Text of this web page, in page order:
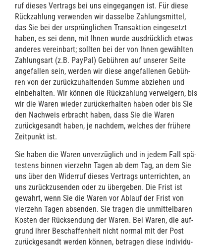
ruf die­ses Ver­trags bei uns ein­ge­gan­gen ist. Für die­se
Rück­zah­lung ver­wen­den wir das­sel­be Zah­lungs­mit­tel,
das Sie bei der ursprüng­li­chen Trans­ak­ti­on ein­ge­setzt
haben, es sei denn, mit Ihnen wur­de aus­drück­lich etwas
ande­res ver­ein­bart; soll­ten bei der von Ihnen gewähl­ten
Zah­lungs­art (z.B. Pay­Pal) Gebüh­ren auf unse­rer Sei­te
ange­fal­len sein, wer­den wir die­se ange­fal­le­nen Gebüh­
ren von der zurück­zu­hal­ten­den Sum­me abzie­hen und
ein­be­hal­ten. Wir kön­nen die Rück­zah­lung ver­wei­gern, bis
wir die Waren wie­der zurück­er­hal­ten haben oder bis Sie
den Nach­weis erbracht haben, dass Sie die Waren
zurück­ge­sandt haben, je nach­dem, wel­ches der frü­he­re
Zeit­punkt ist.
Sie haben die Waren unver­züg­lich und in jedem Fall spä­
tes­tens bin­nen vier­zehn Tagen ab dem Tag, an dem Sie
uns über den Wider­ruf die­ses Ver­trags unter­rich­ten, an
uns zurück­zu­sen­den oder zu über­ge­ben. Die Frist ist
gewahrt, wenn Sie die Waren vor Ablauf der Frist von
vier­zehn Tagen absen­den. Sie tra­gen die unmit­tel­ba­ren
Kos­ten der Rück­sen­dung der Waren. Bei Waren, die auf­
grund ihrer Beschaf­fen­heit nicht nor­mal mit der Post
zurück­ge­sandt wer­den kön­nen, betra­gen die­se indi­vi­du­